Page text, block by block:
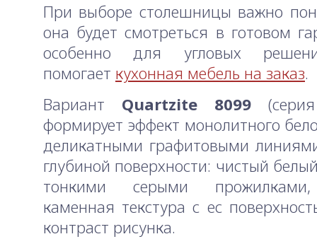
При выборе столешницы важно
она будет смотреться в готовом
особенно для угловых
помогает кухонная мебель на заказ.
Вариант Quartzite 8099
формирует эффект монолитного
деликатными графитовыми
глубиной поверхности: чистый
тонкими серыми
каменная текстура с ес
контраст рисунка.